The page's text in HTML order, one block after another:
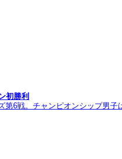
初勝利
第6戦。チャンピオンシップ男